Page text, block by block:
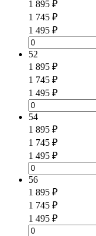
1 895 ₽
1 745 ₽
1 495 ₽
52
1 895 ₽
1 745 ₽
1 495 ₽
54
1 895 ₽
1 745 ₽
1 495 ₽
56
1 895 ₽
1 745 ₽
1 495 ₽